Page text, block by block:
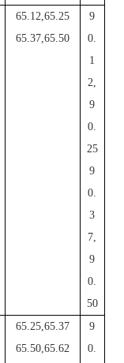
65.12,65.25
65.37,65.50
9
0.
1
2,
9
0.
25
9
0.
3
7,
9
0.
50
65.25,65.37
65.50,65.62
9
0.